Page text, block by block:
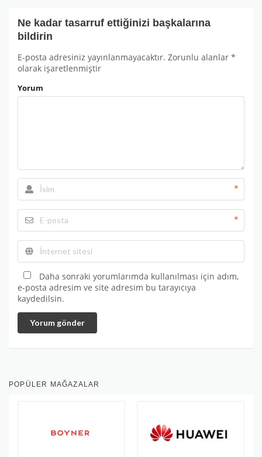
Ne kadar tasarruf ettiğinizi başkalarına
bildirin
E-posta adresiniz yayınlanmayacaktır. Zorunlu alanlar *
olarak işaretlenmiştir
Yorum
*
*
Daha sonraki yorumlarımda kullanılması için adım,
e-posta adresim ve site adresim bu tarayıcıya
kaydedilsin.
Yorum gönder
POPÜLER MAĞAZALAR